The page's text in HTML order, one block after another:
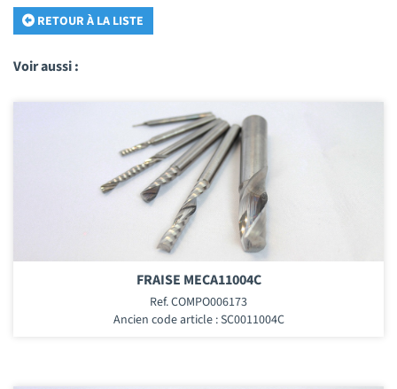
RETOUR À LA LISTE
Voir aussi :
FRAISE MECA11004C
Ref. COMPO006173
Ancien code article : SC0011004C